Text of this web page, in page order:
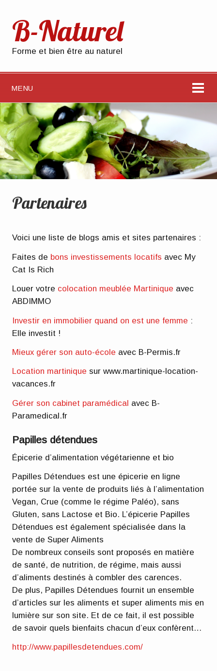
B-Naturel
Forme et bien être au naturel
MENU
Partenaires
Voici une liste de blogs amis et sites partenaires :
Faites de bons investissements locatifs avec My
Cat Is Rich
Louer votre colocation meublée Martinique avec
ABDIMMO
Investir en immobilier quand on est une femme :
Elle investit !
Mieux gérer son auto-école avec B-Permis.fr
Location martinique sur www.martinique-location-
vacances.fr
Gérer son cabinet paramédical avec B-
Paramedical.fr
Papilles détendues
Épicerie d’alimentation végétarienne et bio
Papilles Détendues est une épicerie en ligne
portée sur la vente de produits liés à l’alimentation
Vegan, Crue (comme le régime Paléo), sans
Gluten, sans Lactose et Bio. L’épicerie Papilles
Détendues est également spécialisée dans la
vente de Super Aliments
De nombreux conseils sont proposés en matière
de santé, de nutrition, de régime, mais aussi
d’aliments destinés à combler des carences.
De plus, Papilles Détendues fournit un ensemble
d’articles sur les aliments et super aliments mis en
lumière sur son site. Et de ce fait, il est possible
de savoir quels bienfaits chacun d’eux confèrent…
http://www.papillesdetendues.com/